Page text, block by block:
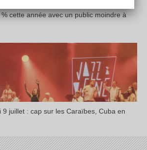
le choc de la canicule : recul de la
cette année avec un public moindre à
9 juillet : cap sur les Caraïbes, Cuba en